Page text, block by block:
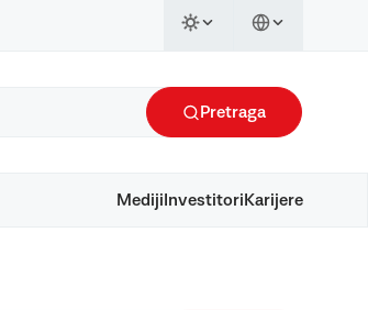
Pretraga
Mediji Investitori Karijere